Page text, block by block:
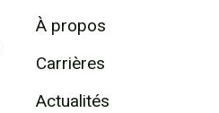
À propos
Carrières
Actualités